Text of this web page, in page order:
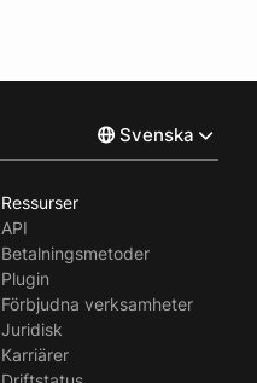
Svenska
English
Ressurser
API
Betalningsmetoder
Plugin
Förbjudna verksamheter
Juridisk
Karriärer